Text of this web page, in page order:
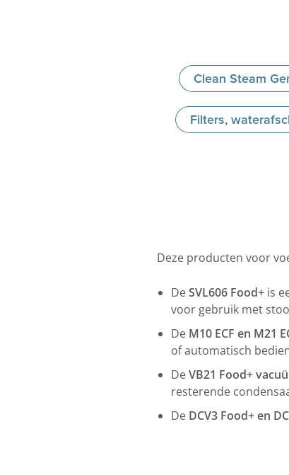
Clean Steam
Filters,
Deze producten voor
DeSVL606 Food+ is
voor gebruik met
De M10 ECF en M21
of automatisch
DeVB21 Food+
resterende
De DCV3 Food+ en